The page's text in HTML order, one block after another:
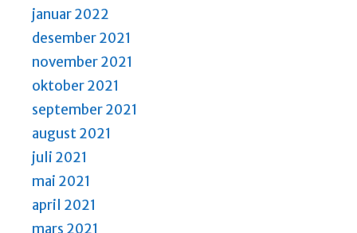
januar 2022
desember 2021
november 2021
oktober 2021
september 2021
august 2021
juli 2021
mai 2021
april 2021
mars 2021